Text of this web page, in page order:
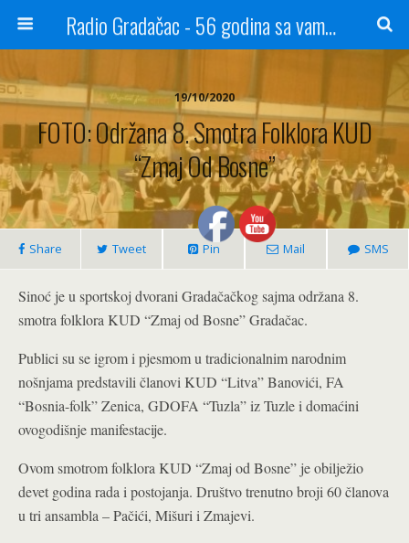
Radio Gradačac - 56 godina sa vama...
19/10/2020
FOTO: Održana 8. Smotra Folklora KUD
“Zmaj Od Bosne”
Share Tweet Pin Mail SMS
Sinoć je u sportskoj dvorani Gradačačkog sajma održana 8.
smotra folklora KUD “Zmaj od Bosne” Gradačac.
Publici su se igrom i pjesmom u tradicionalnim narodnim
nošnjama predstavili članovi KUD “Litva” Banovići, FA
“Bosnia-folk” Zenica, GDOFA “Tuzla” iz Tuzle i domaćini
ovogodišnje manifestacije.
Ovom smotrom folklora KUD “Zmaj od Bosne” je obilježio
devet godina rada i postojanja. Društvo trenutno broji 60 članova
u tri ansambla – Pačići, Mišuri i Zmajevi.